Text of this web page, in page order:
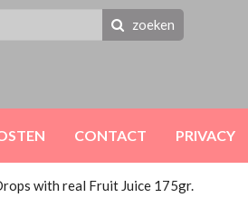
zoeken
CONTACT PRIVACY
with real Fruit Juice 175gr.